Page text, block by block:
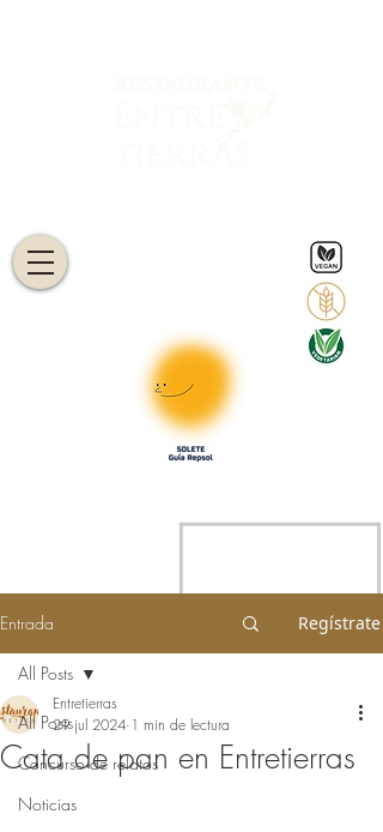
Entrada Regístrate
All Posts
Concurso de relatos
Noticias
All Posts
Cata de pan en Entretierras
Entretierras
29 jul 2024 1 min de lectura